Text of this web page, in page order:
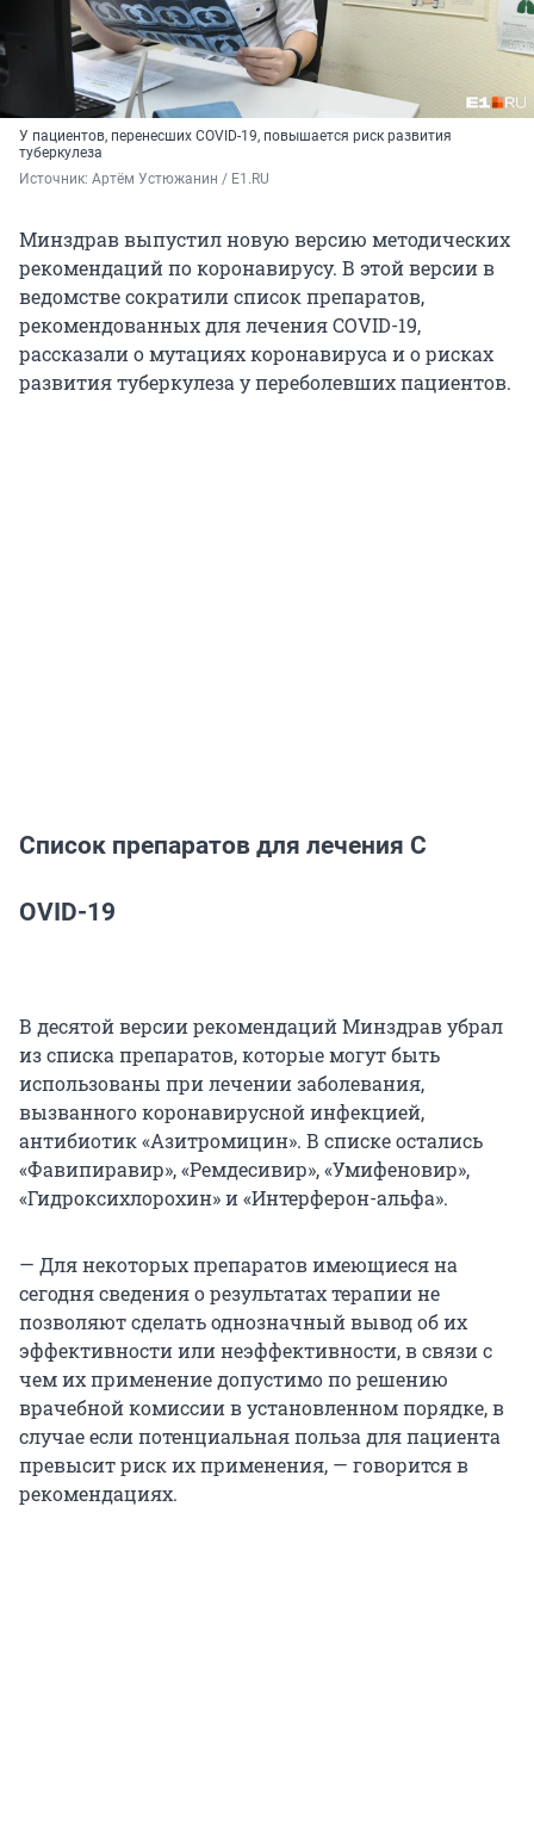
У пациентов, перенесших COVID-19, повышается риск развития
туберкулеза
Источник: Артём Устюжанин / E1.RU
Минздрав выпустил новую версию методических
рекомендаций по коронавирусу. В этой версии в
ведомстве сократили список препаратов,
рекомендованных для лечения COVID-19,
рассказали о мутациях коронавируса и о рисках
развития туберкулеза у переболевших пациентов.
Список препаратов для лечения C
OVID-19
В десятой версии рекомендаций Минздрав убрал
из списка препаратов, которые могут быть
использованы при лечении заболевания,
вызванного коронавирусной инфекцией,
антибиотик «Азитромицин». В списке остались
«Фавипиравир», «Ремдесивир», «Умифеновир»,
«Гидроксихлорохин» и «Интерферон-альфа».
— Для некоторых препаратов имеющиеся на
сегодня сведения о результатах терапии не
позволяют сделать однозначный вывод об их
эффективности или неэффективности, в связи с
чем их применение допустимо по решению
врачебной комиссии в установленном порядке, в
случае если потенциальная польза для пациента
превысит риск их применения, — говорится в
рекомендациях.